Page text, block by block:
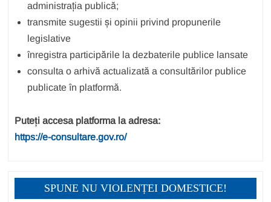
administrația publică;
transmite sugestii și opinii privind propunerile
legislative
înregistra participările la dezbaterile publice lansate
consulta o arhivă actualizată a consultărilor publice
publicate în platformă.
Puteți accesa platforma la adresa:
https://e-consultare.gov.ro/
SPUNE NU VIOLENȚEI DOMESTICE!